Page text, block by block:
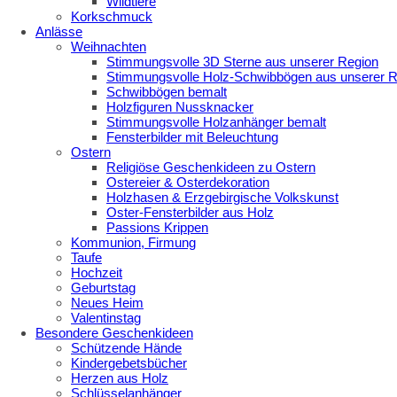
Korkschmuck
Anlässe
Weihnachten
Stimmungsvolle 3D Sterne aus unserer Region
Stimmungsvolle Holz-Schwibbögen aus unserer
Schwibbögen bemalt
Holzfiguren Nussknacker
Stimmungsvolle Holzanhänger bemalt
Fensterbilder mit Beleuchtung
Ostern
Religiöse Geschenkideen zu Ostern
Ostereier & Osterdekoration
Holzhasen & Erzgebirgische Volkskunst
Oster-Fensterbilder aus Holz
Passions Krippen
Kommunion, Firmung
Taufe
Hochzeit
Geburtstag
Neues Heim
Valentinstag
Besondere Geschenkideen
Schützende Hände
Kindergebetsbücher
Herzen aus Holz
Schlüsselanhänger